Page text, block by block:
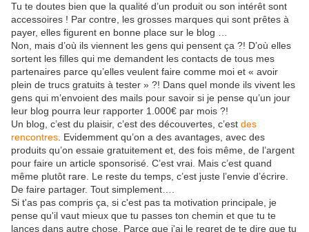
Tu te doutes bien que la qualité d’un produit ou son intérêt sont
accessoires ! Par contre, les grosses marques qui sont prêtes à
payer, elles figurent en bonne place sur le blog …
Non, mais d’où ils viennent les gens qui pensent ça ?! D’où elles
sortent les filles qui me demandent les contacts de tous mes
partenaires parce qu’elles veulent faire comme moi et « avoir
plein de trucs gratuits à tester » ?! Dans quel monde ils vivent les
gens qui m’envoient des mails pour savoir si je pense qu’un jour
leur blog pourra leur rapporter 1.000€ par mois ?!
Un blog, c’est du plaisir, c’est des découvertes, c’est des
rencontres . Evidemment qu’on a des avantages, avec des
produits qu’on essaie gratuitement et, des fois même, de l’argent
pour faire un article sponsorisé. C’est vrai. Mais c’est quand
même plutôt rare. Le reste du temps, c’est juste l’envie d’écrire.
De faire partager. Tout simplement….
Si t'as pas compris ça, si c'est pas ta motivation principale, je
pense qu'il vaut mieux que tu passes ton chemin et que tu te
lances dans autre chose. Parce que j'ai le regret de te dire que tu